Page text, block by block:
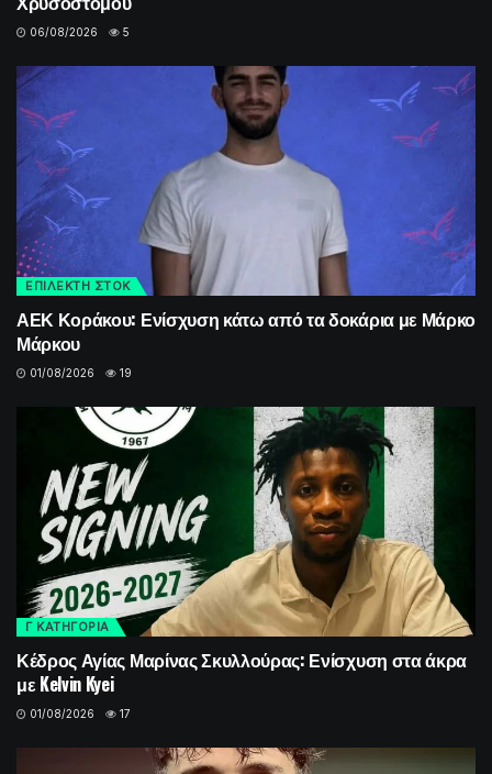
06/08/2026 5
ΕΠΙΛΕΚΤΗ ΣΤΟΚ
ΑΕΚ Κοράκου: Ενίσχυση κάτω από τα δοκάρια με Μάρκο
Μάρκου
01/08/2026 19
Γ ΚΑΤΗΓΟΡΙΑ
Κέδρος Αγίας Μαρίνας Σκυλλούρας: Ενίσχυση στα άκρα
με Kelvin Kyei
01/08/2026 17